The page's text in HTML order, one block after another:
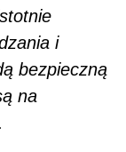
i
bezpieczną
na